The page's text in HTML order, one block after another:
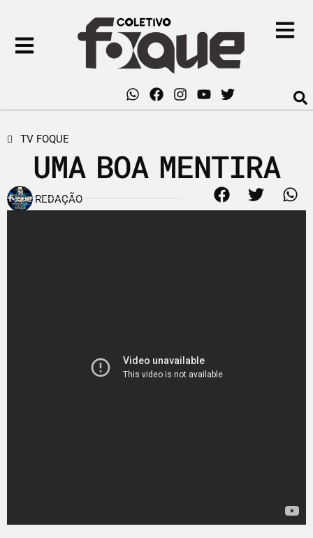
TV FOQUE
UMA BOA MENTIRA
REDAÇÃO